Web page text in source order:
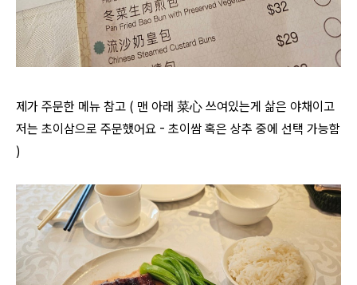
제가 주문한 메뉴 참고 ( 맨 아래 菜心 쓰여있는게 삶은 야채이고
저는 초이삼으로 주문했어요 - 초이쌈 혹은 상추 중에 선택 가능함
)